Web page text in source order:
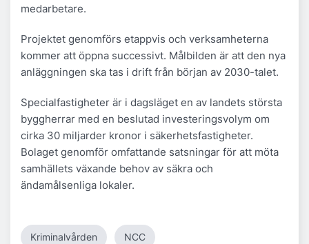
medarbetare.
Projektet genomförs etappvis och verksamheterna
kommer att öppna successivt. Målbilden är att den nya
anläggningen ska tas i drift från början av 2030-talet.
Specialfastigheter är i dagsläget en av landets största
byggherrar med en beslutad investeringsvolym om
cirka 30 miljarder kronor i säkerhetsfastigheter.
Bolaget genomför omfattande satsningar för att möta
samhällets växande behov av säkra och
ändamålsenliga lokaler.
Kriminalvården NCC